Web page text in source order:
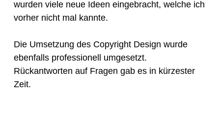
wurden viele neue Ideen eingebracht, welche ich
vorher nicht mal kannte.
Die Umsetzung des Copyright Design wurde
ebenfalls professionell umgesetzt.
Rückantworten auf Fragen gab es in kürzester
Zeit.